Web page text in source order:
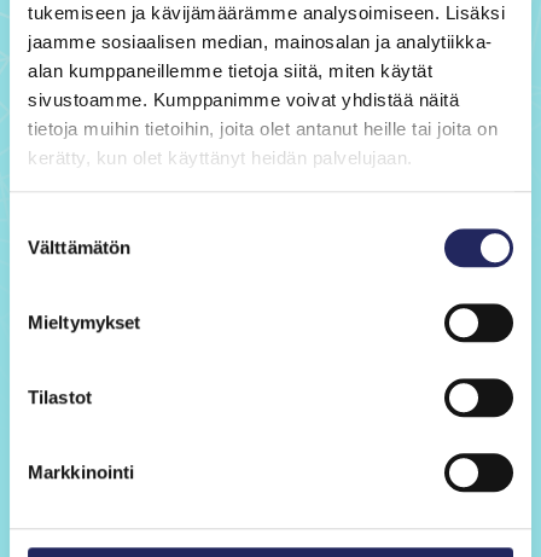
tukemiseen ja kävijämäärämme analysoimiseen. Lisäksi
jaamme sosiaalisen median, mainosalan ja analytiikka-
alan kumppaneillemme tietoja siitä, miten käytät
sivustoamme. Kumppanimme voivat yhdistää näitä
tietoja muihin tietoihin, joita olet antanut heille tai joita on
kerätty, kun olet käyttänyt heidän palvelujaan.
valinta
Välttämätön
Mieltymykset
Tilastot
Markkinointi
Sähköposti*
Tilaan uutiskirjeen ja hyväksyn markkinointiluvan John
Nurmisen Säätiölle ja sen tytäryhtiölle Baltic Sea Services
tietosuojaselosteen mukaisesti.
Lue tästätietosuojaseloste